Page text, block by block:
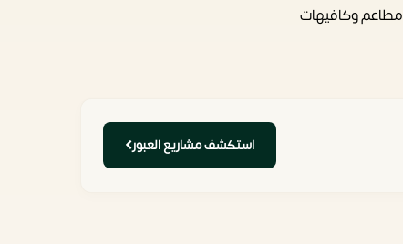
مطاعم وكافيهات
استكشف مشاريع العبور